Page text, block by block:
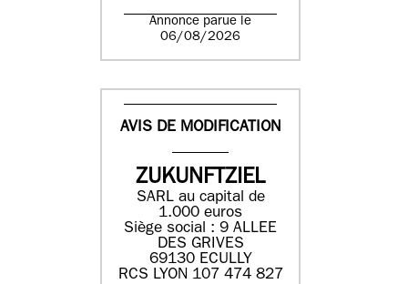
Annonce parue le
06/08/2026
AVIS DE MODIFICATION
ZUKUNFTZIEL
SARL au capital de
1.000 euros
Siège social : 9 ALLEE
DES GRIVES
69130 ECULLY
RCS LYON 107 474 827